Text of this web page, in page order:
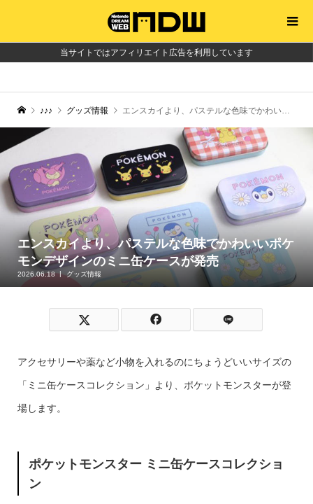
当サイトではアフィリエイト広告を利用しています
♪♪♪ グッズ情報 エンスカイより、パステルな色味でかわいいポケモンデザインのミニ缶ケースが発売
エンスカイより、パステルな色味でかわいいポケ
モンデザインのミニ缶ケースが発売
2026.06.18 グッズ情報
アクセサリーや薬など小物を入れるのにちょうどいいサイズの
「ミニ缶ケースコレクション」より、ポケットモンスターが登
場します。
ポケットモンスター ミニ缶ケースコレクショ
ン